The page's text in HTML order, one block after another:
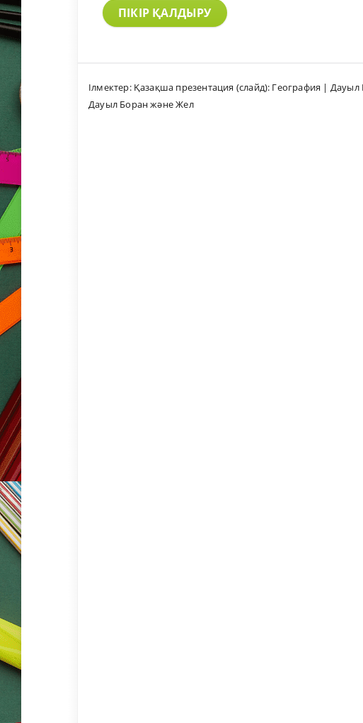
ПІКІР ҚАЛДЫРУ
Ілмектер: Қазақша презентация (слайд): География |
Дауыл Боран және Жел